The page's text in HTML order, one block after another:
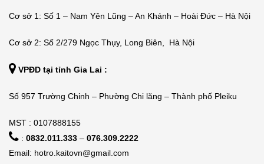
Cơ sở 1: Số 1 – Nam Yên Lũng – An Khánh – Hoài Đức – Hà Nội
Cơ sở 2: Số 2/279 Ngọc Thụy, Long Biên, Hà Nội
VPĐD tại tỉnh Gia Lai :
Số 957 Trường Chinh – Phường Chi lăng – Thành phố Pleiku
MST : 0107888155
: 0832.011.333 – 076.309.2222
Email: hotro.kaitovn@gmail.com